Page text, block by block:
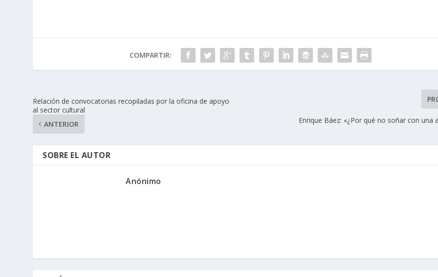
COMPARTIR:
Relación de convocatorias recopiladas por la oficina de apoyo
al sector cultural
ANTERIOR
Enrique Báez: «¿Por qué no soñar con una
SOBRE EL AUTOR
Anónimo